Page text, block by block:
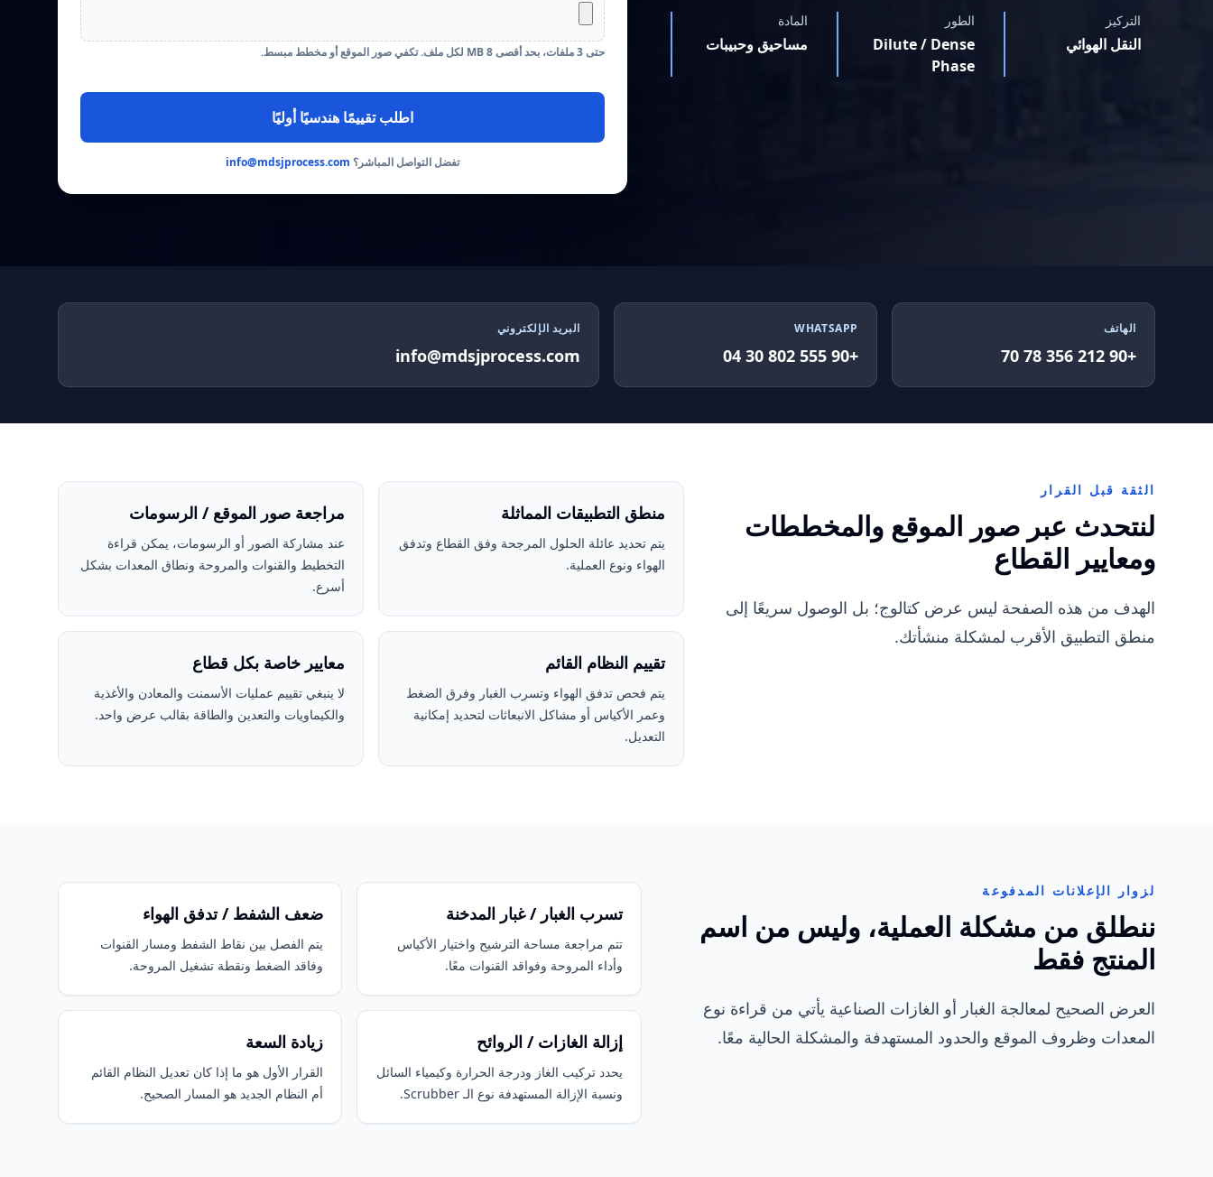
التركيز
النقل الهوائي
الطور
Dilute / Dense
Phase
المادة
مساحيق وحبيبات حتى 3 ملفات، بحد أقصى 8 MB لكل ملف. تكفي صور الموقع أو مخطط مبسط.
اطلب تقييمًا هندسيًا أوليًا
تفضل التواصل المباشر؟ info@mdsjprocess.com
الهاتف
+90 212 356 78 70
WHATSAPP
+90 555 802 30 04
البريد الإلكتروني
info@mdsjprocess.com
الثقة قبل القرار
لنتحدث عبر صور الموقع والمخططات
ومعايير القطاع
الهدف من هذه الصفحة ليس عرض كتالوج؛ بل الوصول سريعًا إلى
منطق التطبيق الأقرب لمشكلة منشأتك.
منطق التطبيقات المماثلة
يتم تحديد عائلة الحلول المرجحة وفق القطاع وتدفق
الهواء ونوع العملية.
مراجعة صور الموقع / الرسومات
عند مشاركة الصور أو الرسومات، يمكن قراءة
التخطيط والقنوات والمروحة ونطاق المعدات بشكل
أسرع.
تقييم النظام القائم
يتم فحص تدفق الهواء وتسرب الغبار وفرق الضغط
وعمر الأكياس أو مشاكل الانبعاثات لتحديد إمكانية
التعديل.
معايير خاصة بكل قطاع
لا ينبغي تقييم عمليات الأسمنت والمعادن والأغذية
والكيماويات والتعدين والطاقة بقالب عرض واحد.
لزوار الإعلانات المدفوعة
ننطلق من مشكلة العملية، وليس من اسم
المنتج فقط
العرض الصحيح لمعالجة الغبار أو الغازات الصناعية يأتي من قراءة نوع
المعدات وظروف الموقع والحدود المستهدفة والمشكلة الحالية معًا.
تسرب الغبار / غبار المدخنة
تتم مراجعة مساحة الترشيح واختيار الأكياس
وأداء المروحة وفواقد القنوات معًا.
ضعف الشفط / تدفق الهواء
يتم الفصل بين نقاط الشفط ومسار القنوات
وفاقد الضغط ونقطة تشغيل المروحة.
إزالة الغازات / الروائح
يحدد تركيب الغاز ودرجة الحرارة وكيمياء السائل
ونسبة الإزالة المستهدفة نوع الـ Scrubber.
زيادة السعة
القرار الأول هو ما إذا كان تعديل النظام القائم
أم النظام الجديد هو المسار الصحيح.